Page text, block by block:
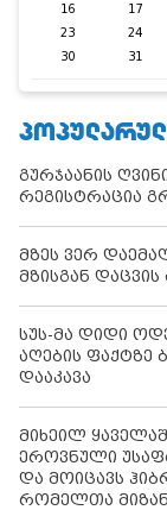
16
17
23
24
30
31
გურჯაანის
რეგისტრაცია
მზეს ვერ
მზისგან
სუს-მა დიდი
აღების ფაქტზე
დააკავა
მიხეილ
ეროვნული
და მოიცავს
რომელთა